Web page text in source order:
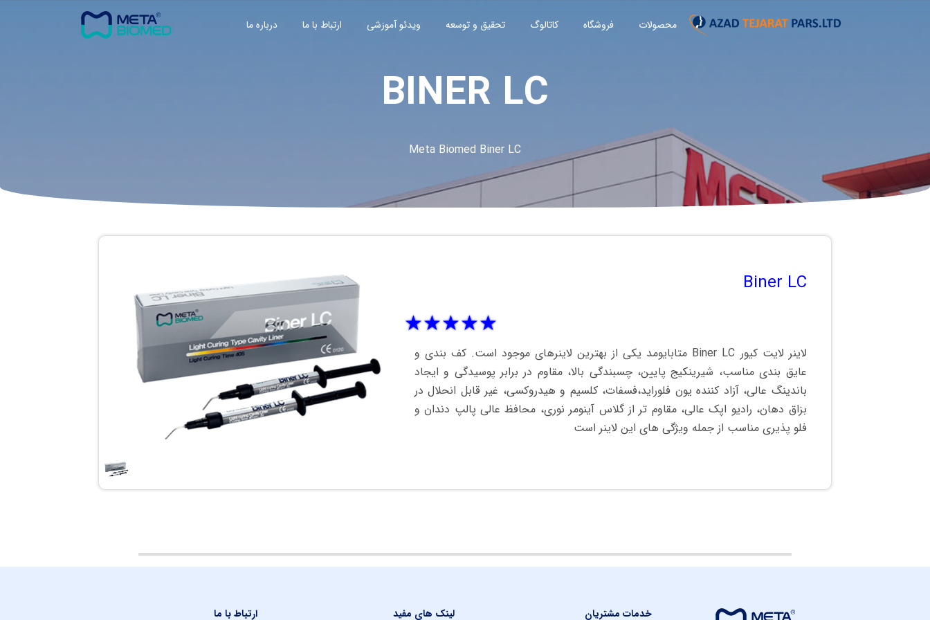
درباره ما ارتباط با ما ویدئو آموزشی تحقیق و توسعه کاتالوگ فروشگاه محصولات
BINER LC
Meta Biomed Biner LC
Biner LC
★★★★★
لاینر لایت کیور Biner LC متابایومد یکی از بهترین لاینرهای موجود است. کف بندی و
عایق بندی مناسب، شیرینکیج پایین، چسبندگی بالا، مقاوم در برابر پوسیدگی و ایجاد
باندینگ عالی، آزاد کننده یون فلوراید،فسفات، کلسیم و هیدروکسی، غیر قابل انحلال در
بزاق دهان، رادیو اپک عالی، مقاوم تر از گلاس آینومر نوری، محافظ عالی پالپ دندان و
فلو پذیری مناسب از جمله ویژگی های این لاینر است
خدمات مشتریان لینک های مفید ارتباط با ما